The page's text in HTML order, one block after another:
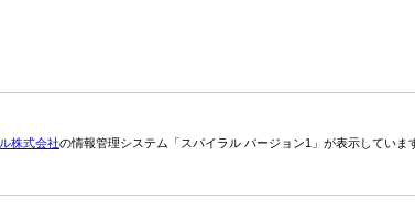
株式会社の情報管理システム「スパイラル バージョン1」が表示していま